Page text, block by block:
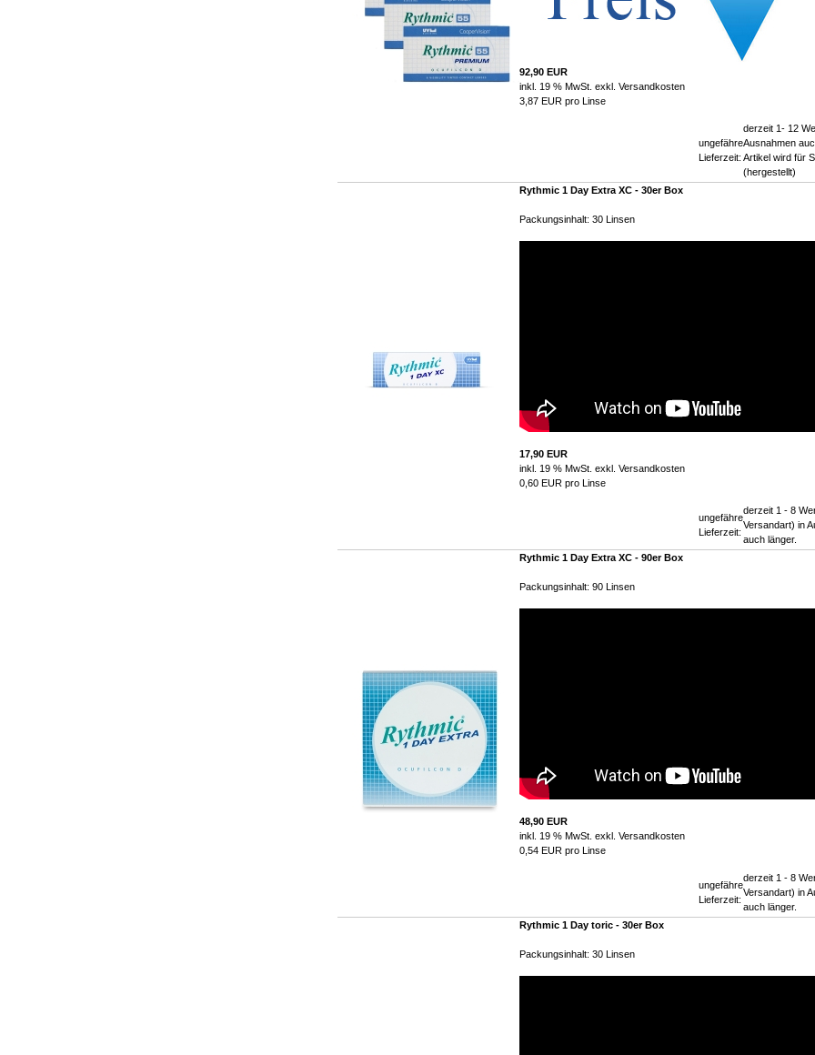
92,90 EUR
inkl. 19 % MwSt. exkl. Versandkosten
3,87 EUR pro Linse
ungefähre
Lieferzeit:
derzeit 1- 12
Ausnahmen
Artikel wird für
(hergestellt)
Rythmic 1 Day Extra XC - 30er Box
Packungsinhalt: 30 Linsen
17,90 EUR
inkl. 19 % MwSt. exkl. Versandkosten
0,60 EUR pro Linse
ungefähre
Lieferzeit:
derzeit 1 - 8
Versandart) in
auch länger.
Rythmic 1 Day Extra XC - 90er Box
Packungsinhalt: 90 Linsen
48,90 EUR
inkl. 19 % MwSt. exkl. Versandkosten
0,54 EUR pro Linse
ungefähre
Lieferzeit:
derzeit 1 - 8
Versandart) in
auch länger.
Rythmic 1 Day toric - 30er Box
Packungsinhalt: 30 Linsen